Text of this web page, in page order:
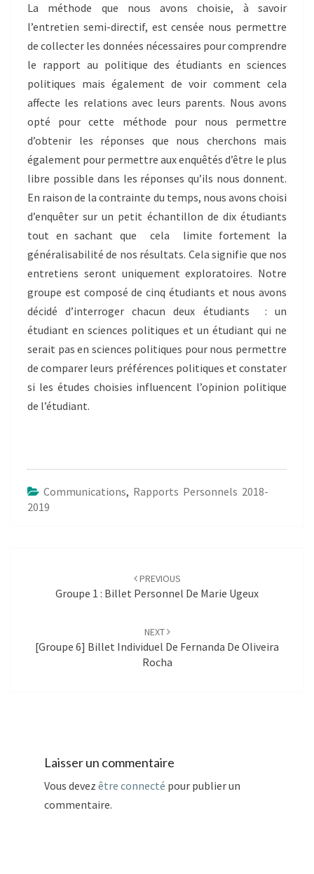
La méthode que nous avons choisie, à savoir
l’entretien semi-directif, est censée nous permettre
de collecter les données nécessaires pour comprendre
le rapport au politique des étudiants en sciences
politiques mais également de voir comment cela
affecte les relations avec leurs parents. Nous avons
opté pour cette méthode pour nous permettre
d’obtenir les réponses que nous cherchons mais
également pour permettre aux enquêtés d’être le plus
libre possible dans les réponses qu’ils nous donnent.
En raison de la contrainte du temps, nous avons choisi
d’enquêter sur un petit échantillon de dix étudiants
tout en sachant que cela limite fortement la
généralisabilité de nos résultats. Cela signifie que nos
entretiens seront uniquement exploratoires. Notre
groupe est composé de cinq étudiants et nous avons
décidé d’interroger chacun deux étudiants : un
étudiant en sciences politiques et un étudiant qui ne
serait pas en sciences politiques pour nous permettre
de comparer leurs préférences politiques et constater
si les études choisies influencent l’opinion politique
de l’étudiant.
Communications, Rapports Personnels 2018-
2019
PREVIOUS
Groupe 1 : Billet Personnel De Marie Ugeux
NEXT
[Groupe 6] Billet Individuel De Fernanda De Oliveira
Rocha
Laisser un commentaire
Vous devez être connecté pour publier un
commentaire.